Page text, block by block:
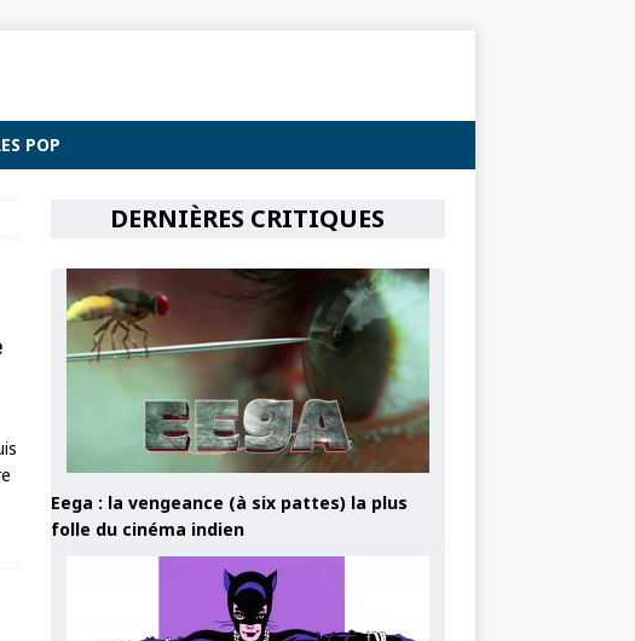
POP
DERNIÈRES CRITIQUES
Eega : la vengeance (à six pattes) la plus
folle du cinéma indien